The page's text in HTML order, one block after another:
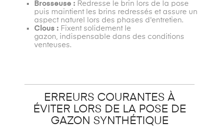
Brosseuse : Redresse le brin lors de la pose
puis maintient les brins redressés et assure un
aspect naturel lors des phases d'entretien.
Clous : Fixent solidement le
gazon, indispensable dans des conditions
venteuses.
ERREURS COURANTES À
ÉVITER LORS DE LA POSE DE
GAZON SYNTHÉTIQUE